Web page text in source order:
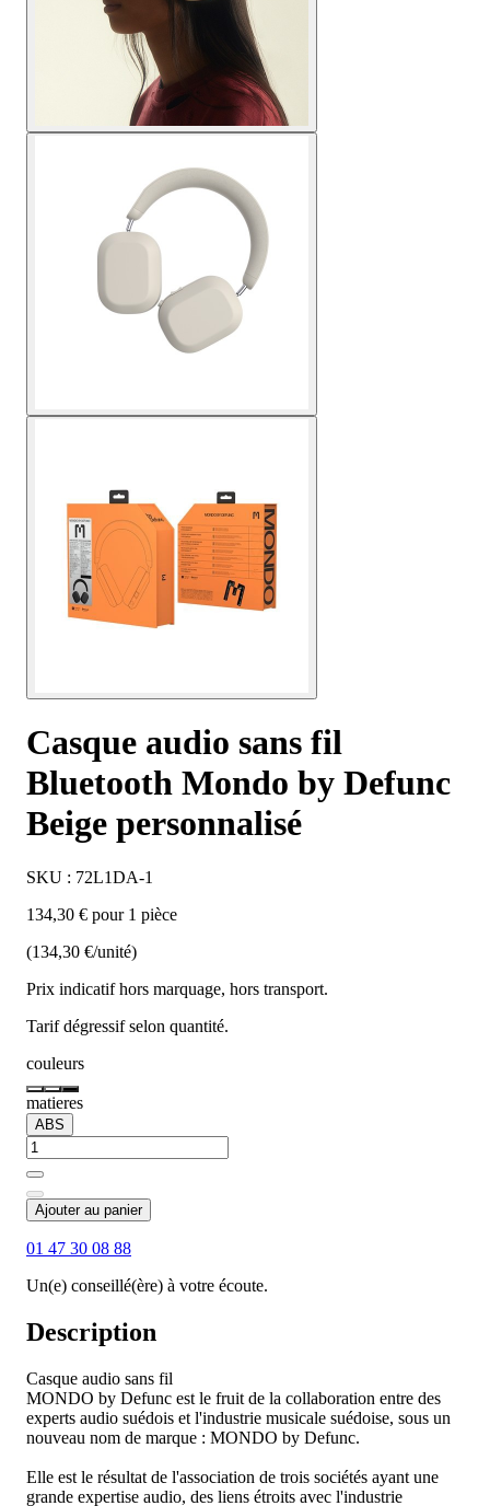
Casque audio sans fil
Bluetooth Mondo by Defunc
Beige personnalisé
SKU : 72L1DA-1
134,30 € pour 1 pièce
(134,30 €/unité)
Prix indicatif hors marquage, hors transport.
Tarif dégressif selon quantité.
couleurs
matieres
ABS
Ajouter au panier
01 47 30 08 88
Un(e) conseillé(ère) à votre écoute.
Description
Casque audio sans fil
MONDO by Defunc est le fruit de la collaboration entre des
experts audio suédois et l'industrie musicale suédoise, sous un
nouveau nom de marque : MONDO by Defunc.
Elle est le résultat de l'association de trois sociétés ayant une
grande expertise audio, des liens étroits avec l'industrie